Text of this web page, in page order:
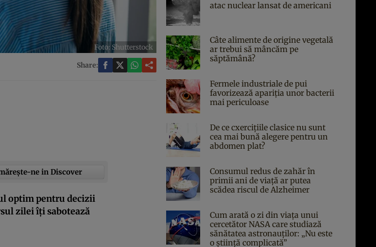
Foto: Shutterstock
Share:
ne in Discover
optim pentru decizii
zilei îți sabotează
atac nuclear lansat de americani
Câte alimente de origine vegetală
ar trebui să mâncăm pe
săptămână?
Fermele industriale de pui
favorizează apariția unor bacterii
mai periculoase
De ce cxercițiile clasice nu sunt
cea mai bună alegere pentru un
abdomen plat?
Consumul redus de zahăr în
primii ani de viață ar putea
scădea riscul de Alzheimer
Cum arată o zi din viața unui
cercetător NASA care studiază
sănătatea astronauților: „Nu este
o știință complicată”